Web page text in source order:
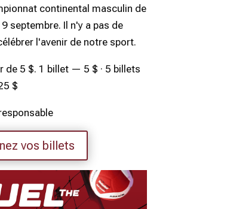
continental masculin de
septembre. Il n'y a pas de
l'avenir de notre sport.
de 5 $. 1 billet — 5 $ · 5 billets
$
vos billets